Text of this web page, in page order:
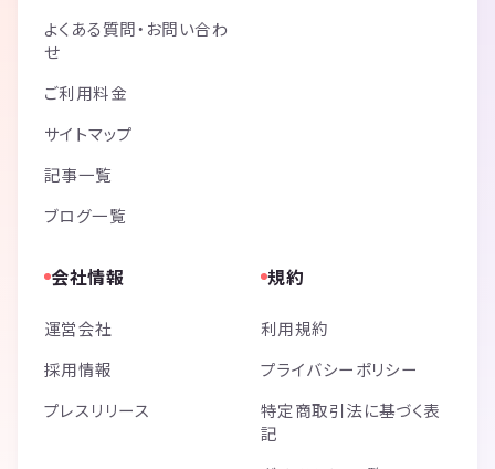
よくある質問・お問い合わ
せ
ご利用料金
サイトマップ
記事一覧
ブログ一覧
会社情報
運営会社
採用情報
プレスリリース
規約
利用規約
プライバシーポリシー
特定商取引法に基づく表
記